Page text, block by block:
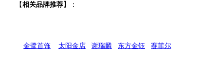
【相关品牌推荐】 ：
金鹭首饰 太阳金店 谢瑞麟 东方金钰 赛菲尔